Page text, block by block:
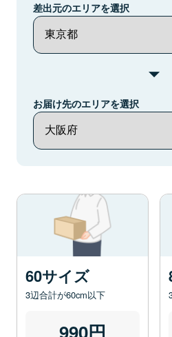
差出元のエリアを選択
お届け先のエリアを選択
60サイズ
3辺合計が60cm以下
990円